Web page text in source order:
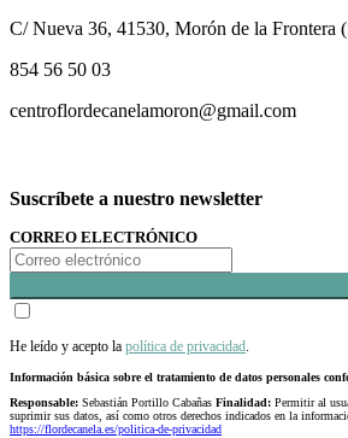
C/ Nueva 36, 41530, Morón de la Frontera
854 56 50 03
centroflordecanelamoron@gmail.com
Suscríbete a nuestro newsletter
CORREO ELECTRÓNICO
He leído y acepto la política de privacidad.
Información básica sobre el tratamiento de datos personales
Responsable: Sebastián Portillo Cabañas Finalidad: Permitir al
suprimir sus datos, así como otros derechos indicados en la
https://flordecanela.es/politica-de-privacidad